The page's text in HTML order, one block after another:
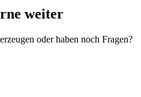
weiter
oder haben noch Fragen?